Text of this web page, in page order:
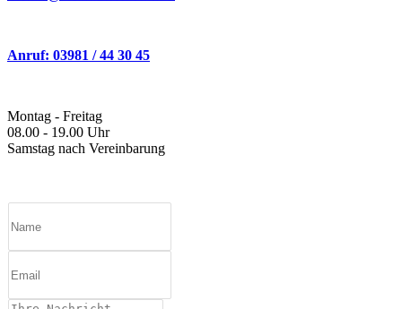
Anruf: 03981 / 44 30 45
Montag - Freitag
08.00 - 19.00 Uhr
Samstag nach Vereinbarung